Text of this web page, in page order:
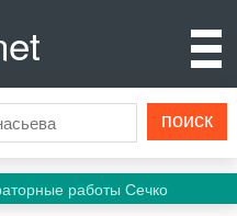
работы Сечко